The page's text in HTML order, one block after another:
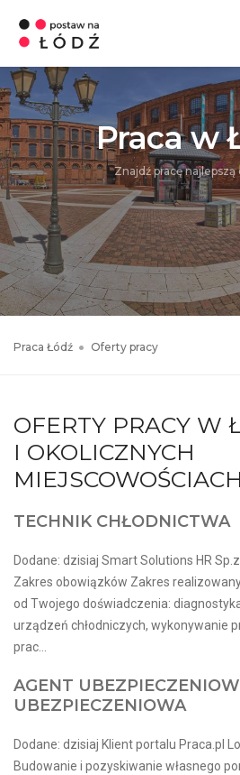
Praca w
Znajdź pracę najlepszą
Praca Łódź Oferty pracy
OFERTY PRACY W
I OKOLICZNYCH
MIEJSCOWOŚCIACH
TECHNIK CHŁODNICTWA
Dodane: dzisiaj Smart Solutions HR
Zakres obowiązków Zakres
od Twojego doświadczenia:
urządzeń chłodniczych, wykonywanie
prac...
AGENT
UBEZPIECZENIOWA
Dodane: dzisiaj Klient portalu Praca.pl
Budowanie i pozyskiwanie własnego